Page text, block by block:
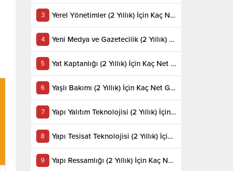
Yerel Yönetimler (2 Yıllık) İçin Kaç Net Gerekir 2022
Yeni Medya ve Gazetecilik (2 Yıllık) İçin Kaç Net Gerekir 2022
Yat Kaptanlığı (2 Yıllık) İçin Kaç Net Gerekir 2022
Yaşlı Bakımı (2 Yıllık) İçin Kaç Net Gerekir 2022
Yapı Yalıtım Teknolojisi (2 Yıllık) İçin Kaç Net Gerekir 2022
Yapı Tesisat Teknolojisi (2 Yıllık) İçin Kaç Net Gerekir 2022
Yapı Ressamlığı (2 Yıllık) İçin Kaç Net Gerekir 2022